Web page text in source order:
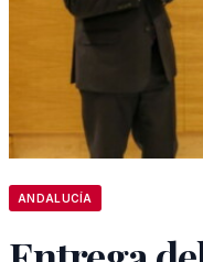
ANDALUCÍA